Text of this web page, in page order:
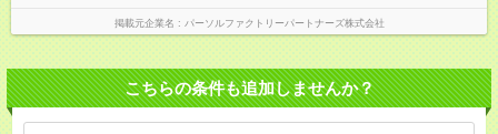
掲載元企業名 パーソルファクトリーパートナーズ株式会社
こちらの条件も追加しませんか？